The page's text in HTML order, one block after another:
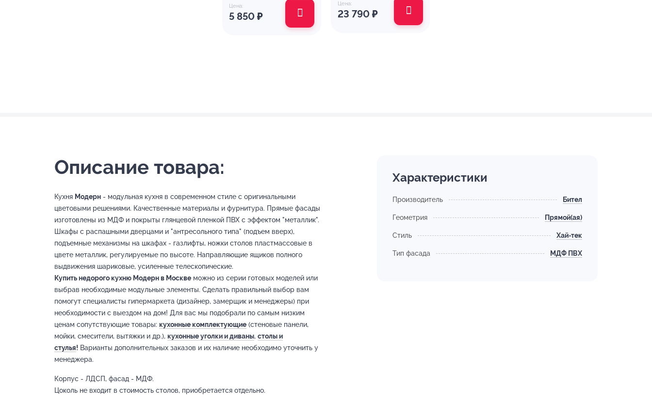
Цена:
5 850 ₽
Цена:
23 790 ₽
Описание товара:
Кухня Модерн - модульная кухня в современном стиле с оригинальными
цветовыми решениями. Качественные материалы и фурнитура. Прямые фасады
изготовлены из МДФ и покрыты глянцевой пленкой ПВХ с эффектом "металлик".
Шкафы с распашными дверцами и "антресольного типа" (подъем вверх),
подъемные механизмы на шкафах - газлифты, ножки столов пластмассовые в
цвете металлик, регулируемые по высоте. Направляющие ящиков полного
выдвижения шариковые, усиленные телескопические.
Купить недорого кухню Модерн в Москве можно из серии готовых моделей или
выбрав необходимые модульные элементы. Сделать правильный выбор вам
помогут специалисты гипермаркета (дизайнер, замерщик и менеджеры) при
необходимости с выездом на дом! Для вас мы подобрали по самым низким
ценам сопутствующие товары: кухонные комплектующие (стеновые панели,
мойки, смесители, вытяжки и др.), кухонные уголки и диваны, столы и
стулья! Варианты дополнительных заказов и их наличие необходимо уточнить у
менеджера.
Корпус - ЛДСП, фасад - МДФ.
Цоколь не входит в стоимость столов, приобретается отдельно.
Характеристики
Производитель Бител
Геометрия Прямой(ая)
Стиль Хай-тек
Тип фасада МДФ ПВХ